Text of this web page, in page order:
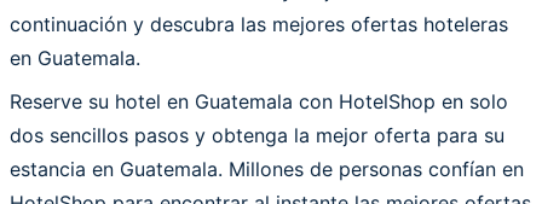
continuación y descubra las mejores ofertas hoteleras
en Guatemala.
Reserve su hotel en Guatemala con HotelShop en solo
dos sencillos pasos y obtenga la mejor oferta para su
estancia en Guatemala. Millones de personas confían en